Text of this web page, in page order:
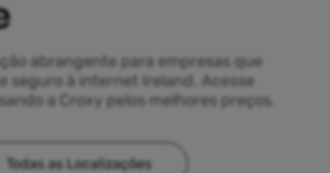
abrangente para empresas que
seguro à internet Ireland. Acesse
a Croxy pelos melhores preços.
Todas as Localizações